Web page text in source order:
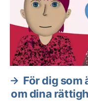
För dig som
om dina